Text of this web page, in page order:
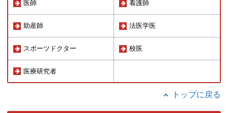
医師 看護師
助産師 法医学医
スポーツドクター 校医
医療研究者
トップに戻る